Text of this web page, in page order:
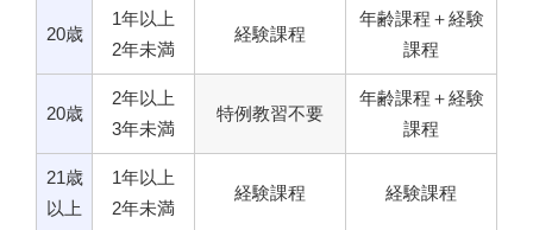
20歳
1年以上
2年未満
経験課程
年齢課程＋経験
課程
20歳
2年以上
3年未満
特例教習不要
年齢課程＋経験
課程
21歳
以上
1年以上
2年未満
経験課程 経験課程